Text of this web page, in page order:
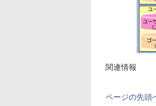
関連情報
ページの先頭